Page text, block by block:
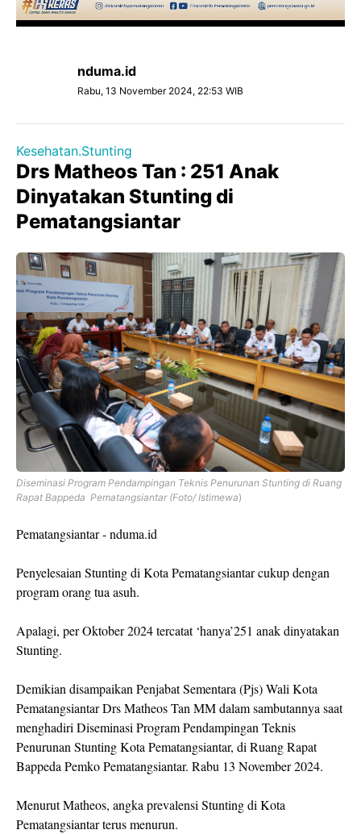
nduma.id
Rabu, 13 November 2024, 22:53 WIB
Kesehatan.Stunting
Drs Matheos Tan : 251 Anak
Dinyatakan Stunting di
Pematangsiantar
Diseminasi Program Pendampingan Teknis Penurunan Stunting di Ruang
Rapat Bappeda Pematangsiantar (Foto/ Istimewa)
Pematangsiantar - nduma.id
Penyelesaian Stunting di Kota Pematangsiantar cukup dengan
program orang tua asuh.
Apalagi, per Oktober 2024 tercatat ‘hanya’251 anak dinyatakan
Stunting.
Demikian disampaikan Penjabat Sementara (Pjs) Wali Kota
Pematangsiantar Drs Matheos Tan MM dalam sambutannya saat
menghadiri Diseminasi Program Pendampingan Teknis
Penurunan Stunting Kota Pematangsiantar, di Ruang Rapat
Bappeda Pemko Pematangsiantar. Rabu 13 November 2024.
Menurut Matheos, angka prevalensi Stunting di Kota
Pematangsiantar terus menurun.